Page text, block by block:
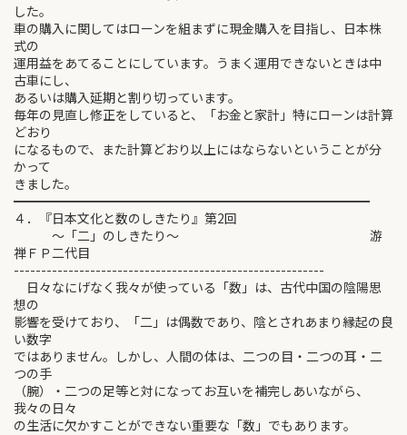
した。
車の購入に関してはローンを組まずに現金購入を目指し、日本株
式の
運用益をあてることにしています。うまく運用できないときは中
古車にし、
あるいは購入延期と割り切っています。
毎年の見直し修正をしていると、「お金と家計」特にローンは計算
どおり
になるもので、また計算どおり以上にはならないということが分
かって
きました。
━━━━━━━━━━━━━━━━━━━━━━━━━━━━
４．『日本文化と数のしきたり』第2回
～「二」のしきたり～ 游
禅ＦＰ二代目
---------------------------------------------------------
日々なにげなく我々が使っている「数」は、古代中国の陰陽思
想の
影響を受けており、「二」は偶数であり、陰とされあまり縁起の良
い数字
ではありません。しかし、人間の体は、二つの目・二つの耳・二
つの手
（腕）・二つの足等と対になってお互いを補完しあいながら、
我々の日々
の生活に欠かすことができない重要な「数」でもあります。